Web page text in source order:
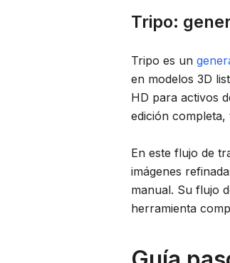
Tripo:
Tripo es un
en modelos 3D
HD para activos
edición
En este flujo de
imágenes
manual. Su flujo
herramienta